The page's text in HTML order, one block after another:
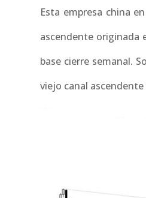
Esta empresa china
ascendente originada
base cierre semanal.
viejo canal